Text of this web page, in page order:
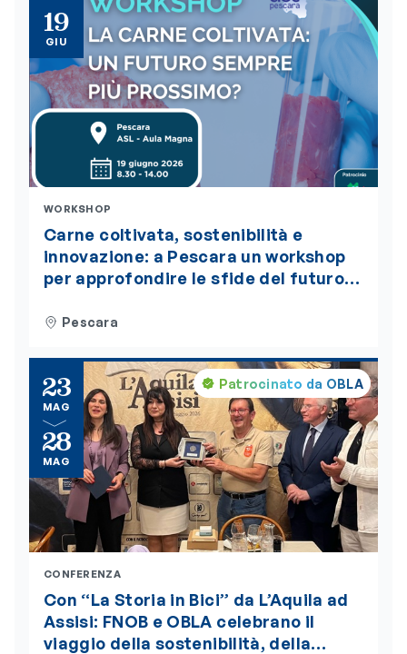
19
GIU
WORKSHOP
Carne coltivata, sostenibilità e
innovazione: a Pescara un workshop
per approfondire le sfide del futuro
ECMPescara
Patrocinato da OBLA
23
MAG
28
MAG
CONFERENZA
Con “La Storia in Bici” da L’Aquila ad
Assisi: FNOB e OBLA celebrano il
viaggio della sostenibilità, della